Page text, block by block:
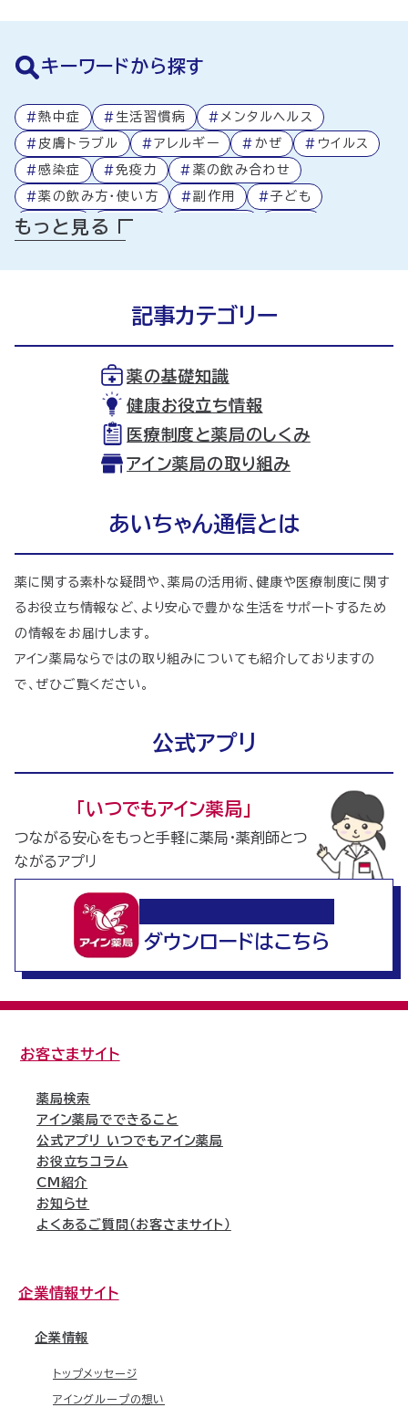
キーワードから探す
#熱中症 # 生活習慣病 # メンタルヘルス
# 皮膚トラブル #アレルギー # かぜ # ウイルス
#感染症 #免疫力 # 薬の飲み合わせ
#薬の飲み方・使い方 #副作用 #子ども
#高齢者 # 処方箋
もっと見る
記事カテゴリー
薬の基礎知識
健康お役立ち情報
医療制度と薬局のしくみ
アイン薬局の取り組み
あいちゃん通信とは
薬に関する素朴な疑問や、薬局の活用術、健康や医療制度に関す
るお役立ち情報など、より安心で豊かな生活をサポートするため
の情報をお届けします。
アイン薬局ならではの取り組みについても紹介しておりますの
で、ぜひご覧ください。
公式アプリ
｢いつでもアイン薬局｣
つながる安心をもっと手軽に薬局・薬剤師とつ
ながるアプリ
ダウンロードはこちら
お客さまサイト
薬局検索
アイン薬局でできること
公式アプリ いつでもアイン薬局
お役立ちコラム
CM紹介
お知らせ
よくあるご質問（お客さまサイト）
企業情報サイト
企業情報
トップメッセージ
アイングループの想い